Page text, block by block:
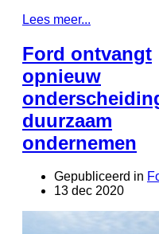
Lees meer...
Ford ontvangt
opnieuw
duurzaam
ondernemen
Gepubliceerd in
13 dec 2020